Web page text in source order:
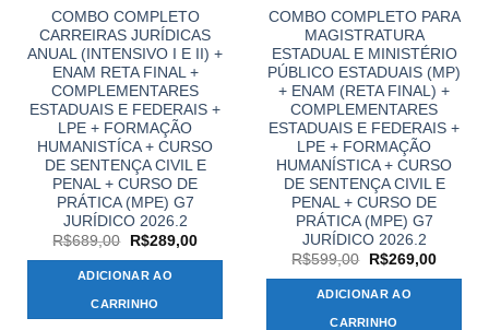
COMBO COMPLETO
CARREIRAS JURÍDICAS
ANUAL (INTENSIVO I E II) +
ENAM RETA FINAL +
COMPLEMENTARES
ESTADUAIS E FEDERAIS +
LPE + FORMAÇÃO
HUMANISTÍCA + CURSO
DE SENTENÇA CIVIL E
PENAL + CURSO DE
PRÁTICA (MPE) G7
JURÍDICO 2026.2
R$689,00
O
original
era:
R$689,00.
R$289,00O
ADICIONAR AO
CARRINHO
COMBO COMPLETO PARA
MAGISTRATURA
ESTADUAL E MINISTÉRIO
PÚBLICO ESTADUAIS (MP)
+ ENAM (RETA FINAL) +
COMPLEMENTARES
ESTADUAIS E FEDERAIS +
LPE + FORMAÇÃO
HUMANÍSTICA + CURSO
DE SENTENÇA CIVIL E
PENAL + CURSO DE
PRÁTICA (MPE) G7
JURÍDICO 2026.2
R$599,00
O
original
era:
R$599,00.
R$269,00O
ADICIONAR AO
CARRINHO